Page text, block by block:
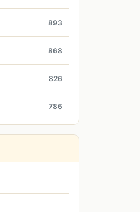
893
868
826
786